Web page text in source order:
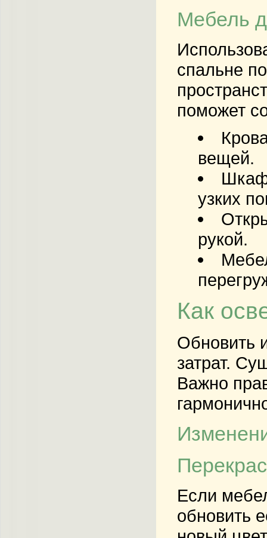
Мебель
спальне
поможет
вещей.
узких
рукой.
Как
Обновить
затрат.
Важно
Если
обновить